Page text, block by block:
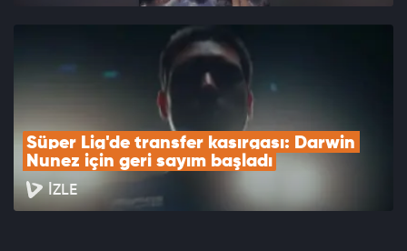
Süper Lig'de transfer kasırgası: Darwin
Nunez için geri sayım başladı
İZLE